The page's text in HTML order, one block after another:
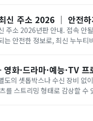
신 주소 2026 ｜ 안전
주소 2026년판 안내. 접속 안
는 안전한 정보로, 최신 누누
영화·드라마·예능·TV
도의 셋톱박스나 수신 장비 없
를 스트리밍 형태로 감상할 수